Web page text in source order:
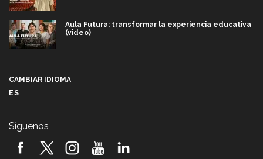
Aula Futura: transformar la experiencia educativa
(video)
2026! (video)
CAMBIAR IDIOMA
ES
Síguenos